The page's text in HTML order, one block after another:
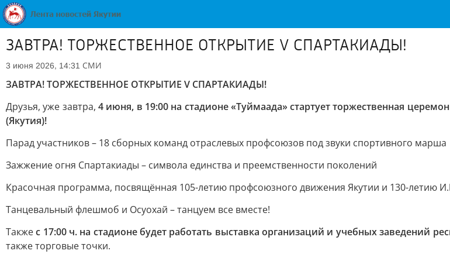
ЗАВТРА! ТОРЖЕСТВЕННОЕ ОТКРЫТИЕ V СПАРТАКИАДЫ!
3 июня 2026, 14:31 СМИ
ЗАВТРА! ТОРЖЕСТВЕННОЕ ОТКРЫТИЕ V СПАРТАКИАДЫ!
Друзья, уже завтра, 4 июня, в 19:00 на стадионе «Туймаада» стартует торжественная
(Якутия)!
Парад участников – 18 сборных команд отраслевых профсоюзов под звуки спортивного марша
Зажжение огня Спартакиады – символа единства и преемственности поколений
Красочная программа, посвящённая 105-летию профсоюзного движения Якутии и 130-летию
Танцевальный флешмоб и Осуохай – танцуем все вместе!
Такжес 17:00 ч. на стадионе будет работать выставка организаций и учебных заведений
также торговые точки.